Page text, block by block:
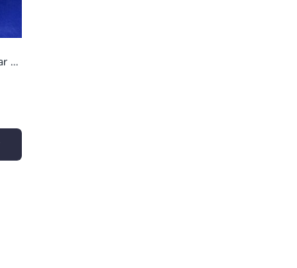
Carte Pokémon – Shiny Star V – Dracaufeu V – 307/190 (1181 A)